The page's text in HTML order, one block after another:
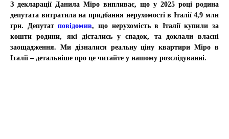
З декларації Данила Міро випливає, що у 2025 році родина
депутата витратила на придбання нерухомості в Італії 4,9 млн
грн. Депутатповідомив, що нерухомість в Італії купили за
кошти родини, які дістались у спадок, та доклали власні
заощадження. Ми дізналися реальну ціну квартири Міро в
Італії – детальніше про це читайте у нашому розслідуванні.